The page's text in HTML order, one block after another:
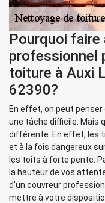
Pourquoi faire
professionnel
toiture à Auxi
62390?
En effet, on peut
une tâche difficile. Mais
différente. En effet, les
et à la fois dangereux
les toits à forte pente.
la hauteur de vos
d'un couvreur
mettre à votre